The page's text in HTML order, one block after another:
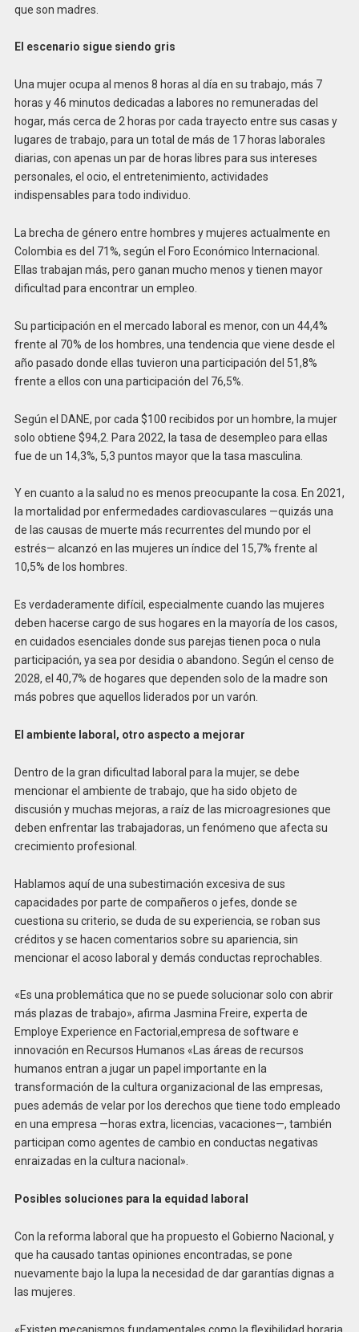
que son madres.
El escenario sigue siendo gris
Una mujer ocupa al menos 8 horas al día en su trabajo, más 7
horas y 46 minutos dedicadas a labores no remuneradas del
hogar, más cerca de 2 horas por cada trayecto entre sus casas y
lugares de trabajo, para un total de más de 17 horas laborales
diarias, con apenas un par de horas libres para sus intereses
personales, el ocio, el entretenimiento, actividades
indispensables para todo individuo.
La brecha de género entre hombres y mujeres actualmente en
Colombia es del 71%, según el Foro Económico Internacional.
Ellas trabajan más, pero ganan mucho menos y tienen mayor
dificultad para encontrar un empleo.
Su participación en el mercado laboral es menor, con un 44,4%
frente al 70% de los hombres, una tendencia que viene desde el
año pasado donde ellas tuvieron una participación del 51,8%
frente a ellos con una participación del 76,5%.
Según el DANE, por cada $100 recibidos por un hombre, la mujer
solo obtiene $94,2. Para 2022, la tasa de desempleo para ellas
fue de un 14,3%, 5,3 puntos mayor que la tasa masculina.
Y en cuanto a la salud no es menos preocupante la cosa. En 2021,
la mortalidad por enfermedades cardiovasculares —quizás una
de las causas de muerte más recurrentes del mundo por el
estrés— alcanzó en las mujeres un índice del 15,7% frente al
10,5% de los hombres.
Es verdaderamente difícil, especialmente cuando las mujeres
deben hacerse cargo de sus hogares en la mayoría de los casos,
en cuidados esenciales donde sus parejas tienen poca o nula
participación, ya sea por desidia o abandono. Según el censo de
2028, el 40,7% de hogares que dependen solo de la madre son
más pobres que aquellos liderados por un varón.
El ambiente laboral, otro aspecto a mejorar
Dentro de la gran dificultad laboral para la mujer, se debe
mencionar el ambiente de trabajo, que ha sido objeto de
discusión y muchas mejoras, a raíz de las microagresiones que
deben enfrentar las trabajadoras, un fenómeno que afecta su
crecimiento profesional.
Hablamos aquí de una subestimación excesiva de sus
capacidades por parte de compañeros o jefes, donde se
cuestiona su criterio, se duda de su experiencia, se roban sus
créditos y se hacen comentarios sobre su apariencia, sin
mencionar el acoso laboral y demás conductas reprochables.
«Es una problemática que no se puede solucionar solo con abrir
más plazas de trabajo», afirma Jasmina Freire, experta de
Employe Experience en Factorial,empresa de software e
innovación en Recursos Humanos «Las áreas de recursos
humanos entran a jugar un papel importante en la
transformación de la cultura organizacional de las empresas,
pues además de velar por los derechos que tiene todo empleado
en una empresa —horas extra, licencias, vacaciones—, también
participan como agentes de cambio en conductas negativas
enraizadas en la cultura nacional».
Posibles soluciones para la equidad laboral
Con la reforma laboral que ha propuesto el Gobierno Nacional, y
que ha causado tantas opiniones encontradas, se pone
nuevamente bajo la lupa la necesidad de dar garantías dignas a
las mujeres.